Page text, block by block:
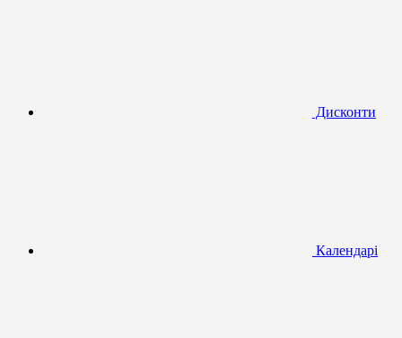
Дисконти
Календарі